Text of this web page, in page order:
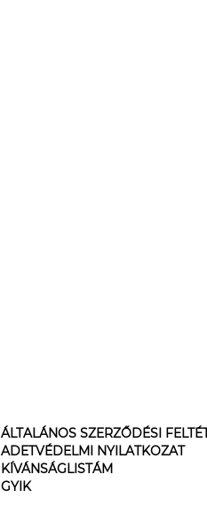
ÁLTALÁNOS SZERZŐDÉSI
ADETVÉDELMI NYILATKOZAT
KÍVÁNSÁGLISTÁM
GYIK